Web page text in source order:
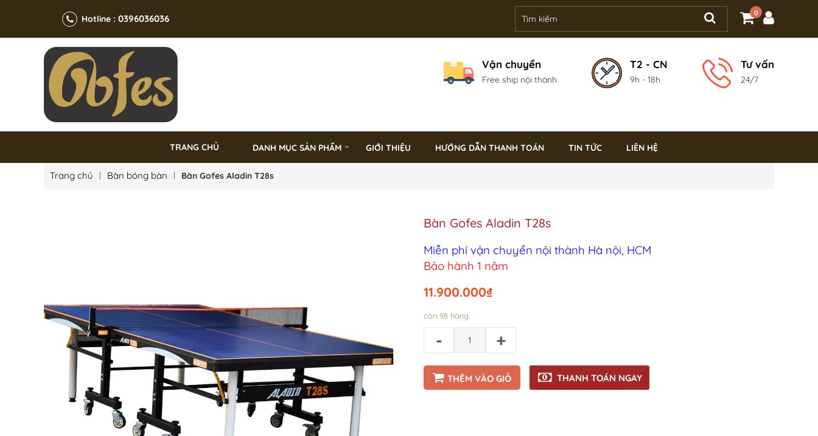
Hotline : 0396036036 0
Vận chuyển
Free ship nội thành
T2 - CN
9h - 18h
Tư vấn
24/7
TRANG CHỦ DANH MỤC SẢN PHẨM GIỚI THIỆU HƯỚNG DẪN THANH TOÁN TIN TỨC LIÊN HỆ
Trang chủ Bàn bóng bàn Bàn Gofes Aladin T28s
Bàn Gofes Aladin T28s
Miễn phí vận chuyển nội thành Hà nội, HCM
Bảo hành 1 năm
₫
11.900.000
còn 98 hàng
- +
THÊM VÀO GIỎ THANH TOÁN NGAY